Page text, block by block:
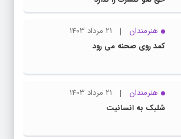
هنرمندان
21 مرداد 1403
کمد روی صحنه می رود
هنرمندان
21 مرداد 1403
شلیک به انسانیت